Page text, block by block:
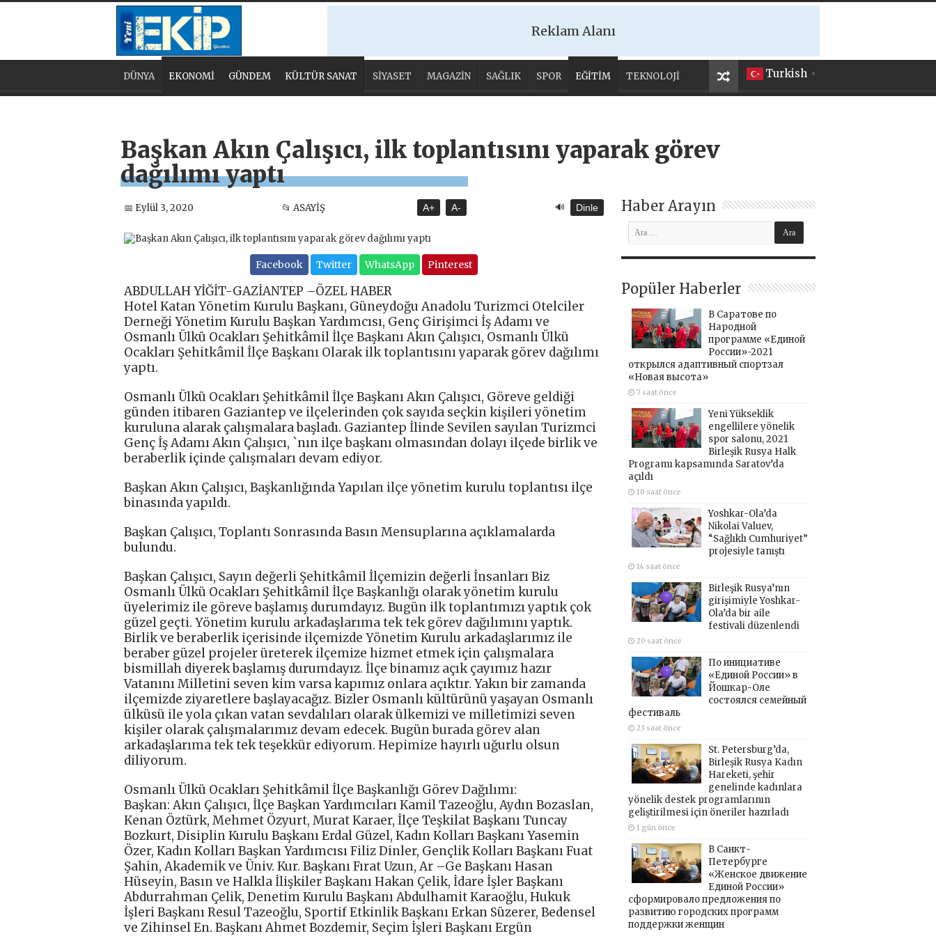
Reklam Alanı
Turkish ▼
DÜNYA EKONOMİ GÜNDEM KÜLTÜR SANAT SİYASET MAGAZİN SAĞLIK SPOR EĞİTİM TEKNOLOJİ
Başkan Akın Çalışıcı, ilk toplantısını yaparak görev
dağılımı yaptı
📅 Eylül 3, 2020 📂 ASAYİŞ A+ A- 🔊 Dinle
Facebook Twitter WhatsApp Pinterest
ABDULLAH YİĞİT-GAZİANTEP –ÖZEL HABER
Hotel Katan Yönetim Kurulu Başkanı, Güneydoğu Anadolu Turizmci Otelciler
Derneği Yönetim Kurulu Başkan Yardımcısı, Genç Girişimci İş Adamı ve
Osmanlı Ülkü Ocakları Şehitkâmil İlçe Başkanı Akın Çalışıcı, Osmanlı Ülkü
Ocakları Şehitkâmil İlçe Başkanı Olarak ilk toplantısını yaparak görev dağılımı
yaptı.
Osmanlı Ülkü Ocakları Şehitkâmil İlçe Başkanı Akın Çalışıcı, Göreve geldiği
günden itibaren Gaziantep ve ilçelerinden çok sayıda seçkin kişileri yönetim
kuruluna alarak çalışmalara başladı. Gaziantep İlinde Sevilen sayılan Turizmci
Genç İş Adamı Akın Çalışıcı, `nın ilçe başkanı olmasından dolayı ilçede birlik ve
beraberlik içinde çalışmaları devam ediyor.
Başkan Akın Çalışıcı, Başkanlığında Yapılan ilçe yönetim kurulu toplantısı ilçe
binasında yapıldı.
Başkan Çalışıcı, Toplantı Sonrasında Basın Mensuplarına açıklamalarda
bulundu.
Başkan Çalışıcı, Sayın değerli Şehitkâmil İlçemizin değerli İnsanları Biz
Osmanlı Ülkü Ocakları Şehitkâmil İlçe Başkanlığı olarak yönetim kurulu
üyelerimiz ile göreve başlamış durumdayız. Bugün ilk toplantımızı yaptık çok
güzel geçti. Yönetim kurulu arkadaşlarıma tek tek görev dağılımını yaptık.
Birlik ve beraberlik içerisinde ilçemizde Yönetim Kurulu arkadaşlarımız ile
beraber güzel projeler üreterek ilçemize hizmet etmek için çalışmalara
bismillah diyerek başlamış durumdayız. İlçe binamız açık çayımız hazır
Vatanını Milletini seven kim varsa kapımız onlara açıktır. Yakın bir zamanda
ilçemizde ziyaretlere başlayacağız. Bizler Osmanlı kültürünü yaşayan Osmanlı
ülküsü ile yola çıkan vatan sevdalıları olarak ülkemizi ve milletimizi seven
kişiler olarak çalışmalarımız devam edecek. Bugün burada görev alan
arkadaşlarıma tek tek teşekkür ediyorum. Hepimize hayırlı uğurlu olsun
diliyorum.
Osmanlı Ülkü Ocakları Şehitkâmil İlçe Başkanlığı Görev Dağılımı:
Başkan: Akın Çalışıcı, İlçe Başkan Yardımcıları Kamil Tazeoğlu, Aydın Bozaslan,
Kenan Öztürk, Mehmet Özyurt, Murat Karaer, İlçe Teşkilat Başkanı Tuncay
Bozkurt, Disiplin Kurulu Başkanı Erdal Güzel, Kadın Kolları Başkanı Yasemin
Özer, Kadın Kolları Başkan Yardımcısı Filiz Dinler, Gençlik Kolları Başkanı Fuat
Şahin, Akademik ve Üniv. Kur. Başkanı Fırat Uzun, Ar –Ge Başkanı Hasan
Hüseyin, Basın ve Halkla İlişkiler Başkanı Hakan Çelik, İdare İşler Başkanı
Abdurrahman Çelik, Denetim Kurulu Başkanı Abdulhamit Karaoğlu, Hukuk
İşleri Başkanı Resul Tazeoğlu, Sportif Etkinlik Başkanı Erkan Süzerer, Bedensel
ve Zihinsel En. Başkanı Ahmet Bozdemir, Seçim İşleri Başkanı Ergün
Haber Arayın
Popüler Haberler
В Саратове по
Народной
программе «Единой
России»-2021
открылся адаптивный спортзал
«Новая высота»
7 saat önce
Yeni Yükseklik
engellilere yönelik
spor salonu, 2021
Birleşik Rusya Halk
Programı kapsamında Saratov’da
açıldı
10 saat önce
Yoshkar-Ola’da
Nikolai Valuev,
“Sağlıklı Cumhuriyet”
projesiyle tanıştı
14 saat önce
Birleşik Rusya’nın
girişimiyle Yoshkar-
Ola’da bir aile
festivali düzenlendi
20 saat önce
По инициативе
«Единой России» в
Йошкар-Оле
состоялся семейный
фестиваль
23 saat önce
St. Petersburg’da,
Birleşik Rusya Kadın
Hareketi, şehir
genelinde kadınlara
yönelik destek programlarının
geliştirilmesi için öneriler hazırladı
1 gün önce
В Санкт-
Петербурге
«Женское движение
Единой России»
сформировало предложения по
развитию городских программ
поддержки женщин